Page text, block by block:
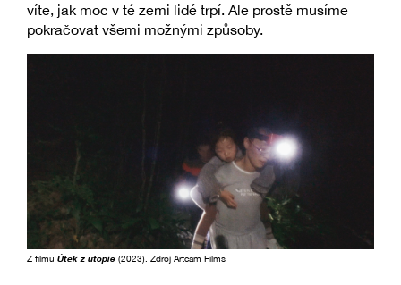
víte, jak moc v té zemi lidé trpí. Ale prostě musíme
pokračovat všemi možnými způsoby.
Z filmu Útěk z utopie (2023). Zdroj Artcam Films